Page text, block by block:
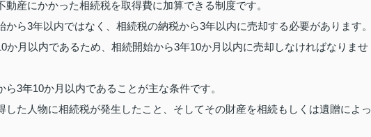
産にかかった相続税を取得費に加算できる制度です。
ら3年以内ではなく、相続税の納税から3年以内に売却する必要があります。
か月以内であるため、相続開始から3年10か月以内に売却しなければなりませ
3年10か月以内であることが主な条件です。
した人物に相続税が発生したこと、そしてその財産を相続もしくは遺贈によっ